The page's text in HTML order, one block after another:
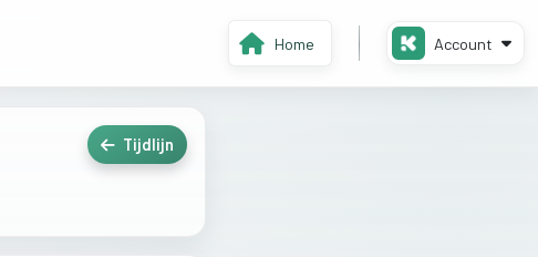
Home Account
Tijdlijn